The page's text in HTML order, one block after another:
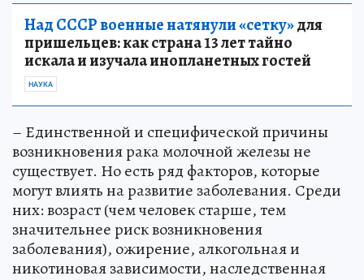
Над СССР военные натянули «сетку»для
пришельцев: как страна 13 лет тайно
искала и изучала инопланетных гостей
НАУКА
– Единственной и специфической причины
возникновения рака молочной железы не
существует. Но есть ряд факторов, которые
могут влиять на развитие заболевания. Среди
них: возраст (чем человек старше, тем
значительнее риск возникновения
заболевания), ожирение, алкогольная и
никотиновая зависимости, наследственная